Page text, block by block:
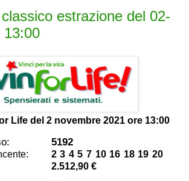
estrazione del 02-
13:00
Life del 2 novembre 2021 ore 13:00
5192
2 3 4 5 7 10 16 18 19 20
2.512,90 €